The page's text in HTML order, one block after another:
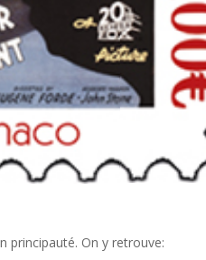
principauté. On y retrouve: